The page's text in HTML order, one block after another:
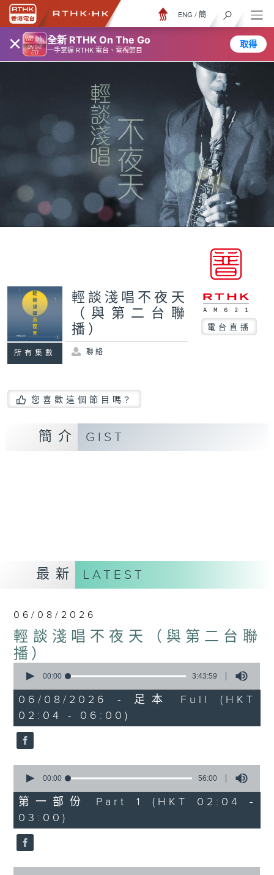
× 全新 RTHK On The Go
一手掌握 RTHK 電台、電視節目
取得
ENG / 簡
所有集數
輕談淺唱不夜天
（與第二台聯
播）
電台直播
聯絡
您喜歡這個節目嗎?
簡介 GIST
最新 LATEST
06/08/2026
輕談淺唱不夜天（與第二台聯
播）
seconds
3
hours,
43
minutes,
59
seconds
00:00 3:43:59
06/08/2026 - 足本 Full (HKT
02:04 - 06:00)
seconds
56
minutes,
0
seconds
00:00 56:00
第一部份 Part 1 (HKT 02:04 -
03:00)